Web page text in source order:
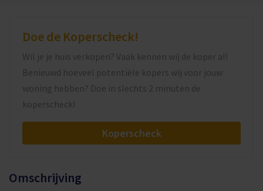
Doe de Koperscheck!
Wil je je huis verkopen? Vaak kennen wij de koper al!
Benieuwd hoeveel potentiële kopers wij voor jouw
woning hebben? Doe in slechts 2 minuten de
koperscheck!
Koperscheck
Omschrijving